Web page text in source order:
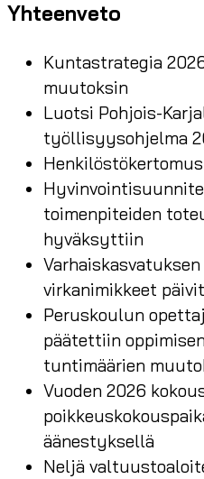
Yhteenveto
Kuntastrategia
muutoksin
Luotsi Pohjois-
työllisyysohjelma
toimenpiteiden
hyväksyttiin
virkanimikkeet
Peruskoulun
päätettiin
tuntimäärien
Vuoden 2026
äänestyksellä
Neljä